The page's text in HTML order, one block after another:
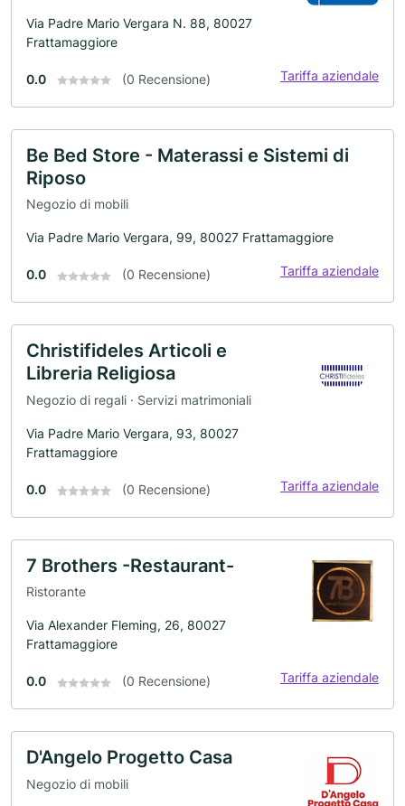
Via Padre Mario Vergara N. 88, 80027
Frattamaggiore
0.0 (0 Recensione) Tariffa aziendale
Be Bed Store - Materassi e Sistemi di
Riposo
Negozio di mobili
Via Padre Mario Vergara, 99, 80027 Frattamaggiore
0.0 (0 Recensione) Tariffa aziendale
Christifideles Articoli e
Libreria Religiosa
Negozio di regali · Servizi matrimoniali
Via Padre Mario Vergara, 93, 80027
Frattamaggiore
0.0 (0 Recensione) Tariffa aziendale
7 Brothers -Restaurant-
Ristorante
Via Alexander Fleming, 26, 80027
Frattamaggiore
0.0 (0 Recensione) Tariffa aziendale
D'Angelo Progetto Casa
Negozio di mobili